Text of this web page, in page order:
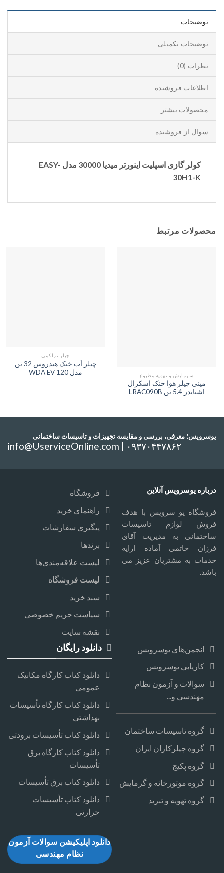
توضیحات
توضیحات تکمیلی
نظرات (0)
اطلاعات فروشنده
محصولات بیشتر
سوال از فروشنده
کولر گازی اسپلیت اینورتر میدیا 30000 مدل EASY-
30H1-K
محصولات مرتبط
سرمایش و تهویه مطبوع
مینی چیلر هوا خنک اسکرال
اشنایدر 5.4 تن LRAC090B
چیلر تراکمی
چیلر آب خنک هیدروس 32 تن
مدل WDA EV 120
یوسرویس؛ معرفی، بررسی و مقایسه تجهیزات و تاسیسات ساختمانی
info@UserviceOnline.com | ۰۹۳۷۰۴۴۷۸۶۲
درباره یوسرویس آنلاین
فروشگاه یو سرویس با هدف
فروش لوازم تاسیسات
ساختمانی به مدیریت آقای
فرزان حاتمی آماده ارایه
خدمات به مشتریان عزیز می
باشد.
فروشگاه
راهنمای خرید
پیگیری سفارشات
برندها
لیست علاقه‌مندی‌ها
لیست فروشگاه
سبد خرید
سیاست حریم خصوصی
نقشه سایت
انجمن‌های یوسرویس
کاریابی یوسرویس
سوالات و آزمون نظام
مهندسی و...
گروه تاسیسات ساختمان
گروه چیلرکاران ایران
گروه پکیج
گروه موتورخانه و گرمایش
گروه تهویه و تبرید
دانلود رایگان
دانلود کتاب کارگاه مکانیک
عمومی
دانلود کتاب کارگاه تأسیسات
بهداشتی
دانلود کتاب تأسیسات برودتی
دانلود کتاب کارگاه برق
تأسیسات
دانلود کتاب برق تأسیسات
دانلود کتاب تأسیسات
حرارتی
دانلود اپلیکیشن سوالات آزمون
نظام مهندسی